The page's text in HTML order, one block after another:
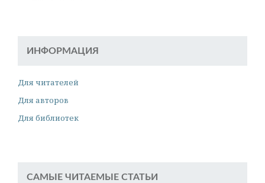
ИНФОРМАЦИЯ
Для читателей
Для авторов
Для библиотек
САМЫЕ ЧИТАЕМЫЕ СТАТЬИ